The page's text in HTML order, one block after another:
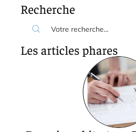
Recherche
Les articles phares